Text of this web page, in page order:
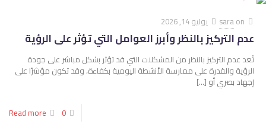
saraon يوليو 14, 2026
عدم التركيز بالنظر وأبرز العوامل التي تؤثر على الرؤية
تُعد عدم التركيز بالنظر من المشكلات التي قد تؤثر بشكل مباشر على جودة
الرؤية والقدرة على ممارسة الأنشطة اليومية بكفاءة، وقد تكون مؤشرًا على
إجهاد بصري أو […]
0
Read more